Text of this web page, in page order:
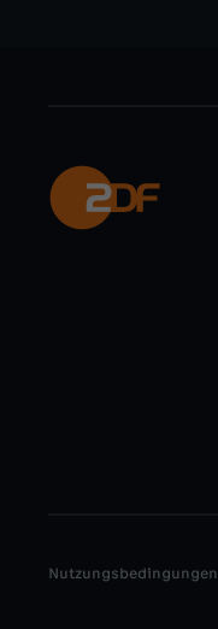
Nutzungsbedingungen